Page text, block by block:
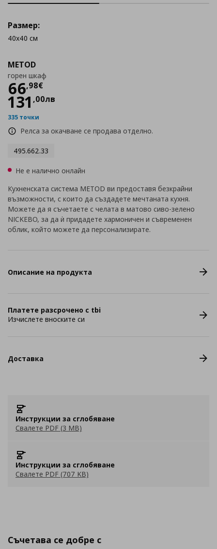
METOD
горен шкаф
66,98€
Цена
131 ,00лв
335 точки
Релса за окачване се продава отделно.
495.662.33
Размер:
40x40 см
Не е налично онлайн
Кухненската система METOD ви предоставя безкрайни
възможности, с които да създадете мечтаната кухня.
Можете да я съчетаете с челата в матово сиво-зелено
NICKEBO, за да ѝ придадете хармоничен и съвременен
облик, който можете да персонализирате.
Описание на продукта
Платете разсрочено с tbi
Изчислете вноските си
Доставка
Инструкции за сглобяване
Свалете PDF (3 MB)
Инструкции за сглобяване
Свалете PDF (707 KB)
Съчетава се добре с